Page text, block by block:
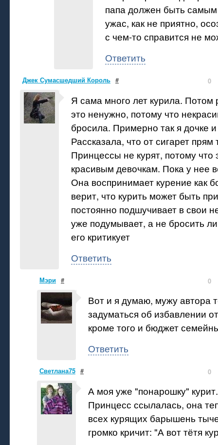
папа должен быть
ужас, как не приятно,
с чем-то справится не
Ответить
Джек Сумасшедший Король # 0
Я сама много лет курила.
это ненужно, потому что
бросила. Примерно так я дочке
Рассказала, что от сигарет
Принцессы не курят, потому что
красивым девочкам. Пока у нее
Она воспринимает курение как
верит, что курить может быть
постоянно подшучивает в свои
уже подумывает, а не бросить
его критикует
Ответить
Мэри # 0
Вот и я думаю, мужу автора
задуматься об избавлении
кроме того и бюджет
Ответить
Светлана75 # 0
А моя уже "понарошку"
Принцесс ссылалась, она
всех курящих барышень
громко кричит: "А вот тётя